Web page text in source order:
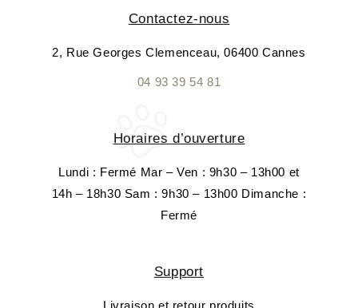
Contactez-nous
2, Rue Georges Clemenceau, 06400 Cannes
04 93 39 54 81
Horaires d’ouverture
Lundi : Fermé Mar – Ven : 9h30 – 13h00 et
14h – 18h30 Sam : 9h30 – 13h00 Dimanche :
Fermé
Support
Livraison et retour produits